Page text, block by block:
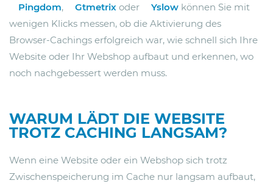
Pingdom, Gtmetrix oder Yslow können Sie mit
wenigen Klicks messen, ob die Aktivierung des
Browser-Cachings erfolgreich war, wie schnell sich Ihre
Website oder Ihr Webshop aufbaut und erkennen, wo
noch nachgebessert werden muss.
WARUM LÄDT DIE WEBSITE
TROTZ CACHING LANGSAM?
Wenn eine Website oder ein Webshop sich trotz
Zwischenspeicherung im Cache nur langsam aufbaut,